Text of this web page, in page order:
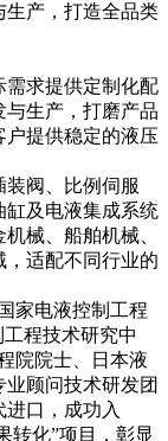
生产，打造全品类
需求提供定制化配
生产，打磨产品
提供稳定的液压
阀、比例伺服
缸及电液集成系统
械、船舶机械、
，适配不同行业的
家电液控制工程
程技术研究中
院院士、日本液
顾问技术研发团
口，成功入
转化”项目，彰显